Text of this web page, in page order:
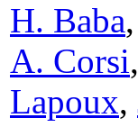
H. Baba,
A. Corsi,
Lapoux,